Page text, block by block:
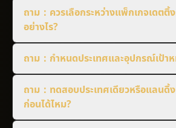
ถาม：ควรเลือกระหว่างแพ็กเกจเดต
อย่างไร?
ถาม：กำหนดประเทศและอุปกรณ์เป้า
ถาม：ทดสอบประเทศเดียวหรือแลนดิ้
ก่อนได้ไหม?